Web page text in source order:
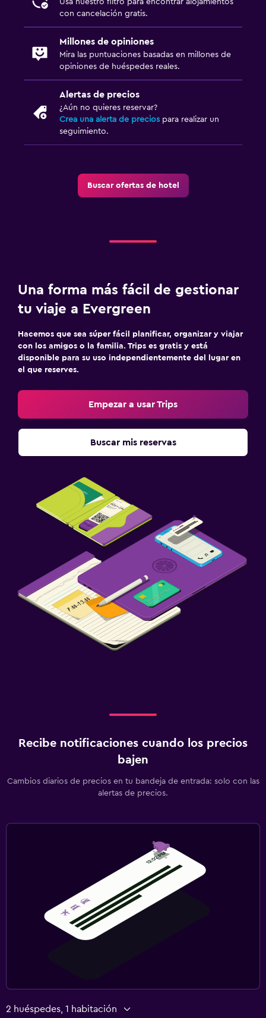
con cancelación gratis.
Millones de opiniones
Mira las puntuaciones basadas en millones de
opiniones de huéspedes reales.
Alertas de precios
¿Aún no quieres reservar?
Crea una alerta de precios para realizar un
seguimiento.
Buscar ofertas de hotel
Una forma más fácil de gestionar
tu viaje a Evergreen
Hacemos que sea súper fácil planificar, organizar y viajar
con los amigos o la familia. Trips es gratis y está
disponible para su uso independientemente del lugar en
el que reserves.
Empezar a usar Trips
Buscar mis reservas
Recibe notificaciones cuando los precios
bajen
Cambios diarios de precios en tu bandeja de entrada: solo con las
alertas de precios.
2 huéspedes, 1 habitación